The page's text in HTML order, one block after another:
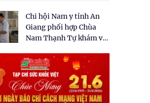
dân tại xã Tân Tập
Chi hội Nam y tỉnh An
Giang phối hợp Chùa
Nam Thạnh Tự khám và
nhân dân